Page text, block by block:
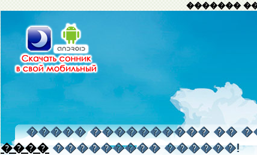
�������
����� ���������� ��
���� ��������� ������!